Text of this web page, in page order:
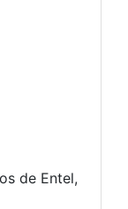
de Entel,